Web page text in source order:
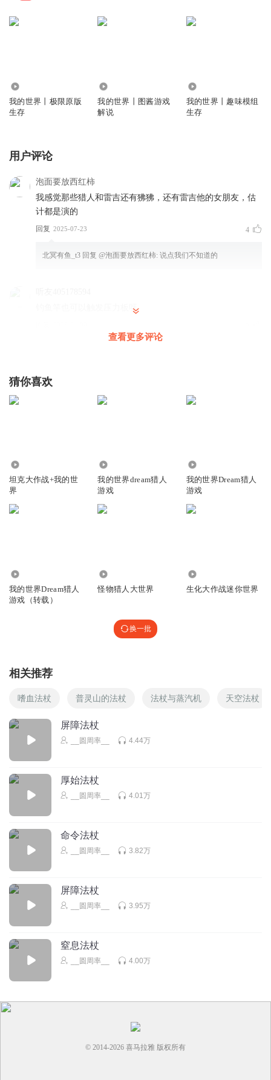
我的世界丨极限原版
生存
我的世界丨图酱游戏
解说
我的世界丨趣味模组
生存
用户评论
泡面要放西红柿
我感觉那些猎人和雷吉还有狒狒，还有雷吉他的女朋友，估
计都是演的
回复 2025-07-23 4
北冥有鱼_t3 回复 @泡面要放西红柿: 说点我们不知道的
钓鱼竿也可以触发压力板呀
回复
泡面要放西红柿
肯定是假的，肯定是假的，打假打假
回复 2025-07-23 0
查看更多评论
猜你喜欢
坦克大作战+我的世
界
我的世界dream猎人
游戏
我的世界Dream猎人
游戏
我的世界Dream猎人
游戏（转载）
怪物猎人大世界 生化大作战迷你世界
换一批
相关推荐
嗜血法杖 普灵山的法杖 法杖与蒸汽机 天空法杖
屏障法杖
__圆周率__ 4.44万
厚始法杖
__圆周率__ 4.01万
命令法杖
__圆周率__ 3.82万
屏障法杖
__圆周率__ 3.95万
窒息法杖
__圆周率__ 4.00万
© 2014-2026 喜马拉雅 版权所有